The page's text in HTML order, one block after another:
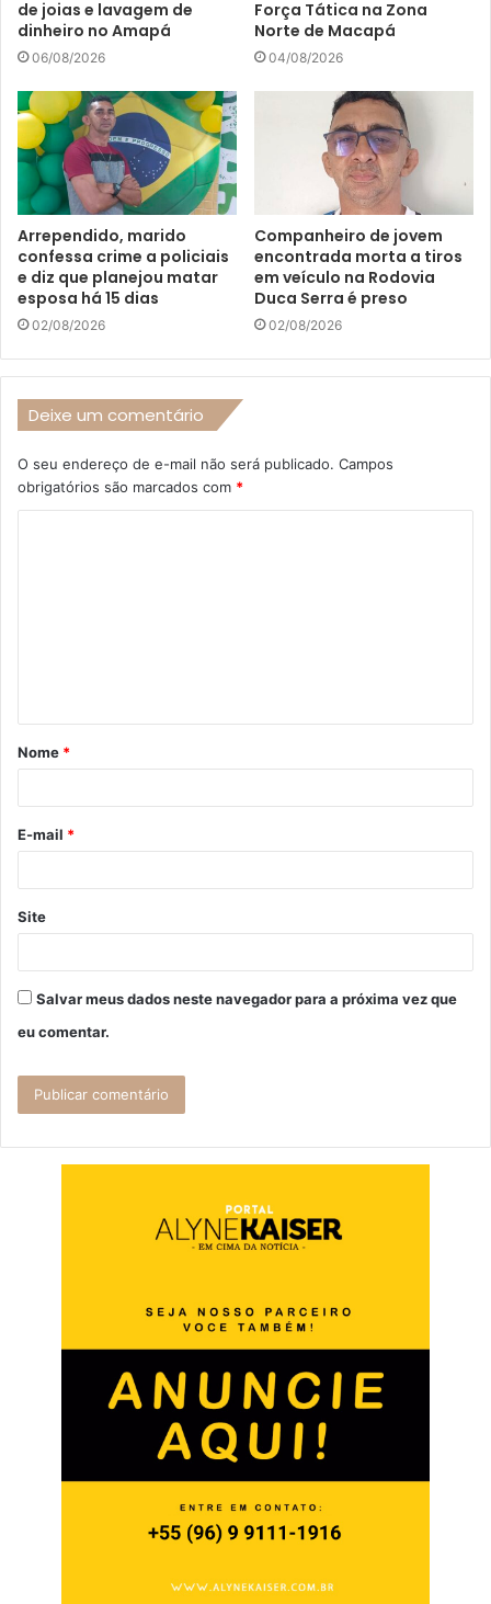
de joias e lavagem de
dinheiro no Amapá
06/08/2026
Força Tática na Zona
Norte de Macapá
04/08/2026
Arrependido, marido
confessa crime a policiais
e diz que planejou matar
esposa há 15 dias
02/08/2026
Companheiro de jovem
encontrada morta a tiros
em veículo na Rodovia
Duca Serra é preso
02/08/2026
Deixe um comentário
O seu endereço de e-mail não será publicado. Campos
obrigatórios são marcados com *
á
r
*
Nome *
E-mail *
Site
Salvar meus dados neste navegador para a próxima vez que
eu comentar.